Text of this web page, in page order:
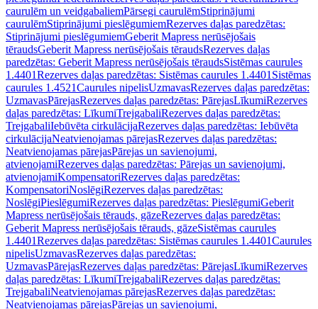
caurulēm un veidgabaliemPārsegi caurulēmStiprinājumi
caurulēmStiprinājumi pieslēgumiemRezerves daļas paredzētas:
Stiprinājumi pieslēgumiemGeberit Mapress nerūsējošais
tēraudsGeberit Mapress nerūsējošais tēraudsRezerves daļas
paredzētas: Geberit Mapress nerūsējošais tēraudsSistēmas caurules
1.4401Rezerves daļas paredzētas: Sistēmas caurules 1.4401 Sistēmas
caurules 1.4521Caurules nipelisUzmavasRezerves daļas paredzētas:
UzmavasPārejasRezerves daļas paredzētas: PārejasLīkumiRezerves
daļas paredzētas: LīkumiTrejgabaliRezerves daļas paredzētas:
TrejgabaliIebūvēta cirkulācijaRezerves daļas paredzētas: Iebūvēta
cirkulācijaNeatvienojamas pārejasRezerves daļas paredzētas:
Neatvienojamas pārejasPārejas un savienojumi,
atvienojamiRezerves daļas paredzētas: Pārejas un savienojumi,
atvienojamiKompensatoriRezerves daļas paredzētas:
KompensatoriNoslēgiRezerves daļas paredzētas:
NoslēgiPieslēgumiRezerves daļas paredzētas: PieslēgumiGeberit
Mapress nerūsējošais tērauds, gāzeRezerves daļas paredzētas:
Geberit Mapress nerūsējošais tērauds, gāzeSistēmas caurules
1.4401Rezerves daļas paredzētas: Sistēmas caurules 1.4401Caurules
nipelisUzmavasRezerves daļas paredzētas:
UzmavasPārejasRezerves daļas paredzētas: PārejasLīkumiRezerves
daļas paredzētas: LīkumiTrejgabaliRezerves daļas paredzētas:
TrejgabaliNeatvienojamas pārejasRezerves daļas paredzētas:
Neatvienojamas pārejasPārejas un savienojumi,